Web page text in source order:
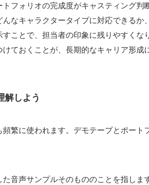
トフォリオの完成度がキャスティング判
なキャラクタータイプに対応できるか
ことで、担当者の印象に残りやすくな
ておくことが、長期的なキャリア形成
解しよう
繁に使われます。デモテープとポート
音声サンプルそのもののことを指しま